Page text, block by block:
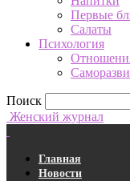
Первые
Салаты
Психология
Поиск
Женский журнал
Главная
Новости